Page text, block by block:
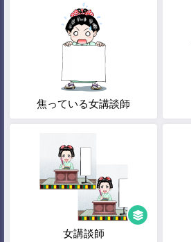
焦っている女講談師
女講談師